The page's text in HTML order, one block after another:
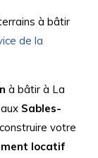
à bâtir
de la
à bâtir à La
Sables-
votre
locatif